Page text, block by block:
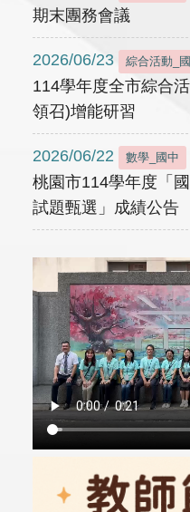
期末團務會議
2026/06/23 綜合活動_
114學年度全市綜合
領召)增能研習
2026/06/22 數學_國中
桃園市114學年度「
試題甄選」成績公告